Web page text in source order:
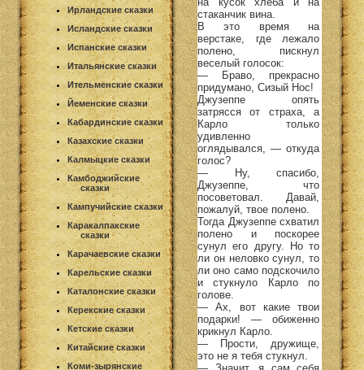
Ирландские сказки
Исландские сказки
Испанские сказки
Итальянские сказки
Ительменские сказки
Йеменские сказки
Кабардинские сказки
Казахские сказки
Калмыцкие сказки
Камбоджийские
сказки
Кампучийские сказки
Каракалпакские
сказки
Карачаевские сказки
Карельские сказки
Каталонские сказки
Керекские сказки
Кетские сказки
Китайские сказки
Коми-зырянские
стаканчик вина.
В это время на
верстаке, где лежало
полено, пискнул
веселый голосок:
— Браво, прекрасно
придумано, Сизый Нос!
Джузеппе опять
затрясся от страха, а
Карло только
удивленно
оглядывался, — откуда
голос?
— Ну, спасибо,
Джузеппе, что
посоветовал. Давай,
пожалуй, твое полено.
Тогда Джузеппе схватил
полено и поскорее
сунул его другу. Но то
ли он неловко сунул, то
ли оно само подскочило
и стукнуло Карло по
голове.
— Ах, вот какие твои
подарки! — обиженно
крикнул Карло.
— Прости, дружище,
это не я тебя стукнул.